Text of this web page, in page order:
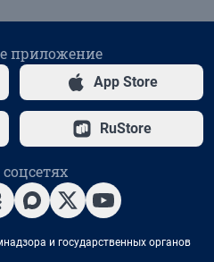
приложение
App Store
RuStore
и государственных органов